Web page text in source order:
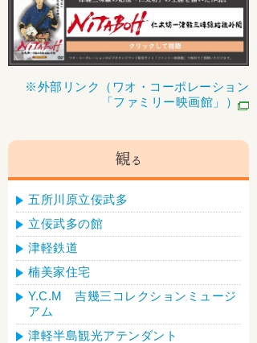
※外部リンク（ワオ・コーポレーション
「ファミリー映画館」）
五所川原立佞武多
立佞武多の館
津軽鉄道
楠美家住宅
Y.C.M 吉幾三コレクションミュージ
アム
津軽半島観光アテンダント